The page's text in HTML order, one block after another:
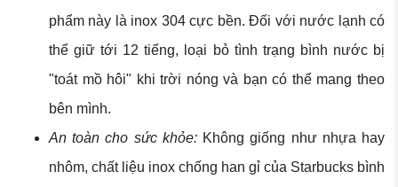
phẩm này là inox 304 cực bền. Đối với nước lạnh có
thể giữ tới 12 tiếng, loại bỏ tình trạng bình nước bị
"toát mồ hôi" khi trời nóng và bạn có thể mang theo
bên mình.
An toàn cho sức khỏe:Không giống như nhựa hay
nhôm, chất liệu inox chống han gỉ của Starbucks bình